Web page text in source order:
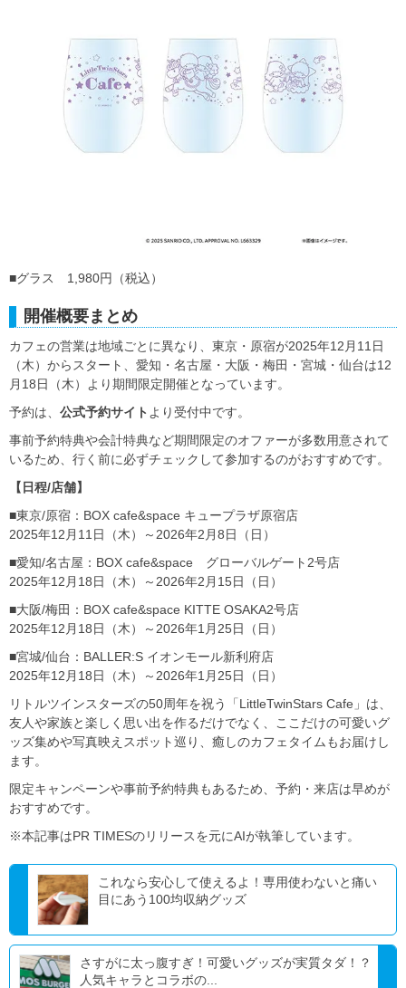
■グラス 1,980円（税込）
開催概要まとめ
カフェの営業は地域ごとに異なり、東京・原宿が2025年12月11日
（木）からスタート、愛知・名古屋・大阪・梅田・宮城・仙台は12
月18日（木）より期間限定開催となっています。
予約は、 公式予約サイト より受付中です。
事前予約特典や会計特典など期間限定のオファーが多数用意されて
いるため、行く前に必ずチェックして参加するのがおすすめです。
【日程/店舗】
■東京/原宿：BOX cafe&space キュープラザ原宿店
2025年12月11日（木）～2026年2月8日（日）
■愛知/名古屋：BOX cafe&space グローバルゲート2号店
2025年12月18日（木）～2026年2月15日（日）
■大阪/梅田：BOX cafe&space KITTE OSAKA2号店
2025年12月18日（木）～2026年1月25日（日）
■宮城/仙台：BALLER:S イオンモール新利府店
2025年12月18日（木）～2026年1月25日（日）
リトルツインスターズの50周年を祝う「LittleTwinStars Cafe」は、
友人や家族と楽しく思い出を作るだけでなく、ここだけの可愛いグ
ッズ集めや写真映えスポット巡り、癒しのカフェタイムもお届けし
ます。
限定キャンペーンや事前予約特典もあるため、予約・来店は早めが
おすすめです。
※本記事はPR TIMESのリリースを元にAIが執筆しています。
これなら安心して使えるよ！専用使わないと痛い
目にあう100均収納グッズ
さすがに太っ腹すぎ！可愛いグッズが実質タダ！？
人気キャラとコラボの...